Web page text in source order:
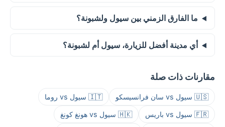
ما الفارق الزمني بين سيول ولشبونة؟
أي مدينة أفضل للزيارة، سيول أم لشبونة؟
مقارنات ذات صلة
🇺🇸 سيول vs سان فرانسيسكو 🇮🇹 سيول vs روما
🇫🇷 سيول vs باريس 🇭🇰 سيول vs هونغ كونغ